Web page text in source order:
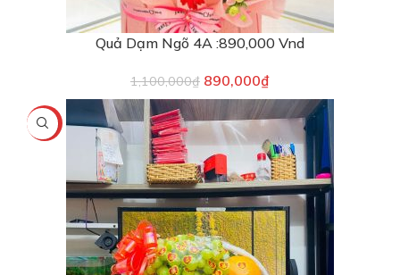
Quả Dạm Ngõ 4A :890,000 Vnd
1,100,000₫ 890,000₫
-6%